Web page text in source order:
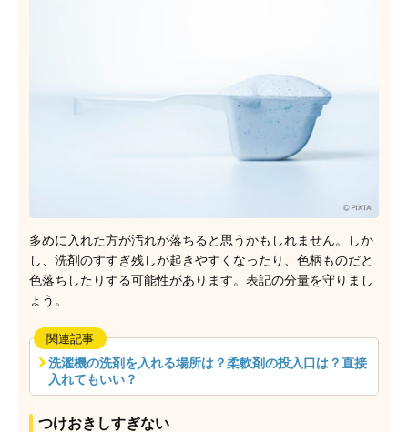
多めに入れた方が汚れが落ちると思うかもしれません。しか
し、洗剤のすすぎ残しが起きやすくなったり、色柄ものだと
色落ちしたりする可能性があります。表記の分量を守りまし
ょう。
関連記事
洗濯機の洗剤を入れる場所は？柔軟剤の投入口は？直接
入れてもいい？
つけおきしすぎない